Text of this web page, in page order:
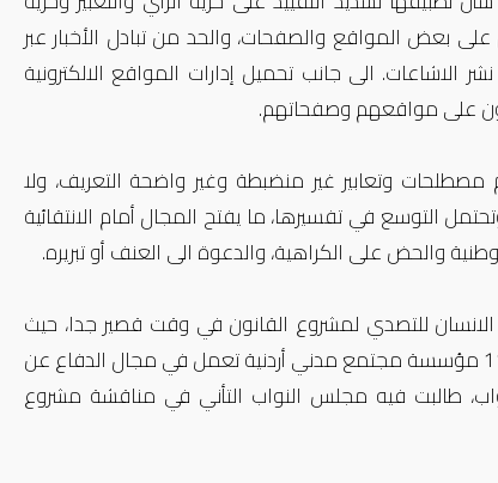
بعض المواقع والصفحات، والحد من تبادل الأخبار عبر
الى جانب تحميل إدارات المواقع الالكترونية
على مواقعهم وصفحاتهم.
وتعابير غير منضبطة وغير واضحة التعريف، ولا
التوسع في تفسيرها، ما يفتح المجال أمام الانتقائية
والحض على الكراهية، والدعوة الى العنف أو تبريره.
للتصدي لمشروع القانون في وقت قصير جدا، حيث
قامت هيئة تنسيق مؤسسات المجتمع المدني "همم" وهو تحالف يتكون من 11 مؤسسة مجتمع مدني أردنية تعمل في مجال الدفاع عن
طالبت فيه مجلس النواب التأني في مناقشة مشروع